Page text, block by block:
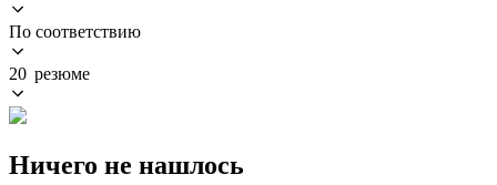
По соответствию
20 резюме
Ничего не нашлось